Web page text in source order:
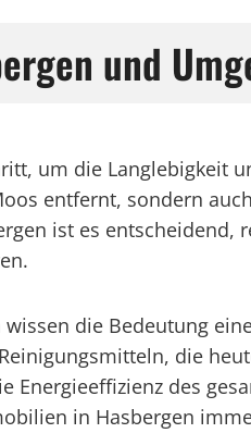
und
um die Langlebigkeit
entfernt, sondern
ist es
die Bedeutung
die
Energieeffizienz des
in Hasbergen